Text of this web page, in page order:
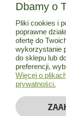
Dbamy o
Pliki cookies i
poprawne
ofertę do
wykorzystanie
do sklepu lub
preferencji,
Więcej o
prywatności.